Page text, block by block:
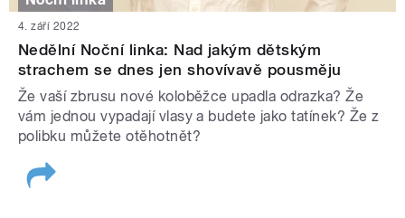
4. září 2022
Nedělní Noční linka: Nad jakým dětským
strachem se dnes jen shovívavě pousměju
Že vaší zbrusu nové koloběžce upadla odrazka? Že
vám jednou vypadají vlasy a budete jako tatínek? Že z
polibku můžete otěhotnět?